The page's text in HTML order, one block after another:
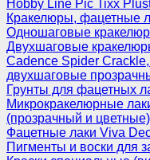
Hobby Line Pic Tixx
Кракелюры, фацетные
Одношаговые
Двухшаговые
Cadence Spider
двухшаговые
Грунты для фацетных
Микрокракелюрные
(прозрачный и цветные)
Фацетные лаки Viva
Пигменты и воски для